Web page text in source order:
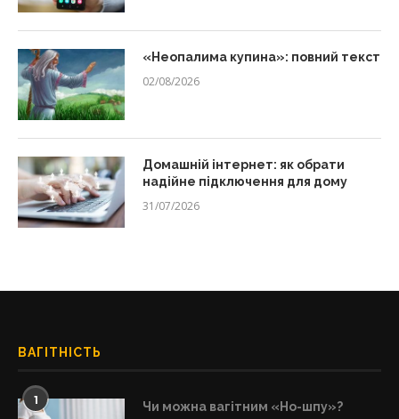
«Неопалима купина»: повний текст
02/08/2026
Домашній інтернет: як обрати
надійне підключення для дому
31/07/2026
ВАГІТНІСТЬ
1 Чи можна вагітним «Но-шпу»?